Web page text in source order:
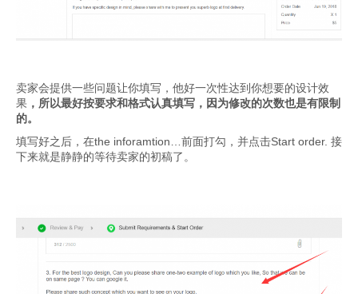
卖家会提供一些问题让你填写，他好一次性达到你想要的设计效
果 ，所以最好按要求和格式认真填写，因为修改的次数也是有限制
的。
填写好之后，在the inforamtion…前面打勾，并点击Start order. 接
下来就是静静的等待卖家的初稿了。